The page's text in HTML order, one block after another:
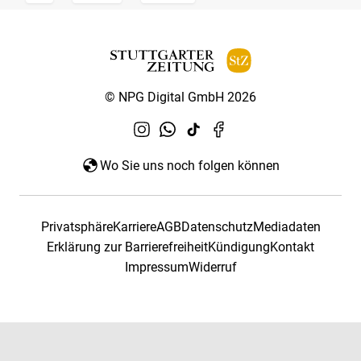
© NPG Digital GmbH 2026
Wo Sie uns noch folgen können
PrivatsphäreKarriereAGBDatenschutzMediadaten
Erklärung zur BarrierefreiheitKündigungKontakt
ImpressumWiderruf